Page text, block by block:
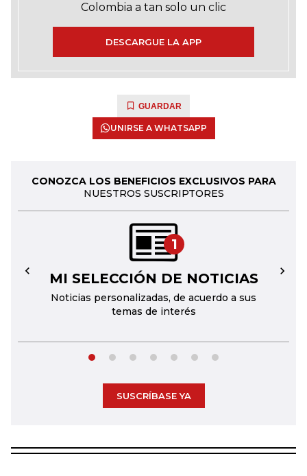
Colombia a tan solo un clic
DESCARGUE LA APP
GUARDAR
UNIRSE A WHATSAPP
CONOZCA LOS BENEFICIOS EXCLUSIVOS PARA
NUESTROS SUSCRIPTORES
1
MI SELECCIÓN DE NOTICIAS
Noticias personalizadas, de acuerdo a sus
temas de interés
← →
SUSCRÍBASE YA